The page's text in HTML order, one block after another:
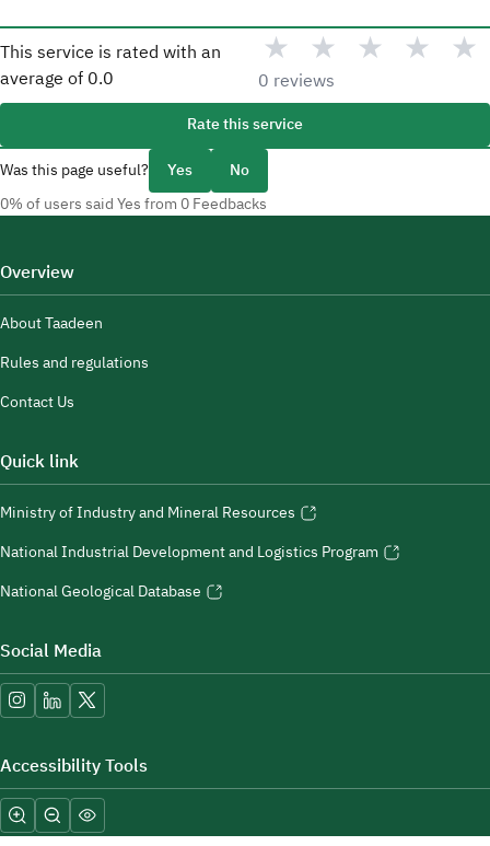
This service is rated with an
average of 0.0
★ ★ ★ ★ ★
0 reviews
Rate this service
Was this page useful?
Yes No
0% of users said Yes from 0 Feedbacks
Overview
About Taadeen
Rules and regulations
Contact Us
Quick link
Ministry of Industry and Mineral Resources
National Industrial Development and Logistics Program
National Geological Database
Social Media
Accessibility Tools